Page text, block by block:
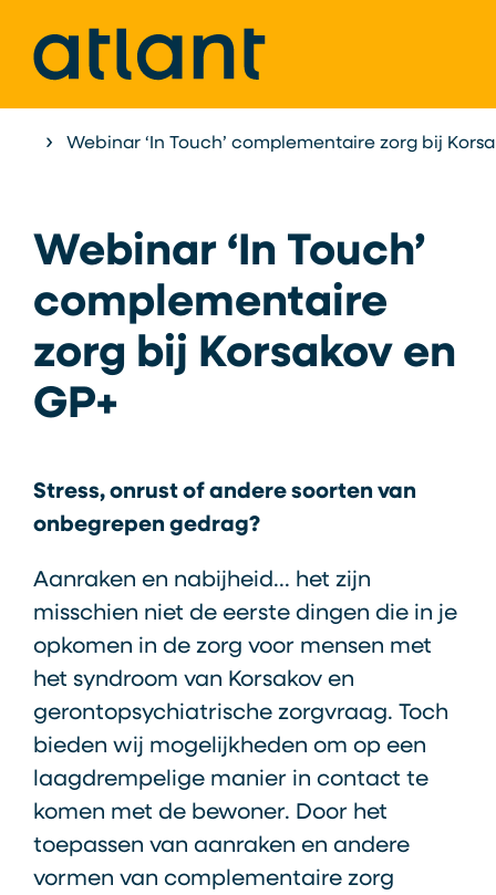
Home Agenda
Webinar ‘In Touch’ complementaire zorg bij
Webinar ‘In Touch’
complementaire
zorg bij Korsakov en
GP+
Stress, onrust of andere soorten van
onbegrepen gedrag?
Aanraken en nabijheid... het zijn
misschien niet de eerste dingen die in je
opkomen in de zorg voor mensen met
het syndroom van Korsakov en
gerontopsychiatrische zorgvraag. Toch
bieden wij mogelijkheden om op een
laagdrempelige manier in contact te
komen met de bewoner. Door het
toepassen van aanraken en andere
vormen van complementaire zorg